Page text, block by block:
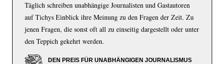
Täglich schreiben unabhängige Journalisten und Gastautoren
auf Tichys Einblick ihre Meinung zu den Fragen der Zeit. Zu
jenen Fragen, die sonst oft all zu einseitig dargestellt oder unter
den Teppich gekehrt werden.
DEN PREIS FÜR UNABHÄNGIGEN JOURNALISMUS